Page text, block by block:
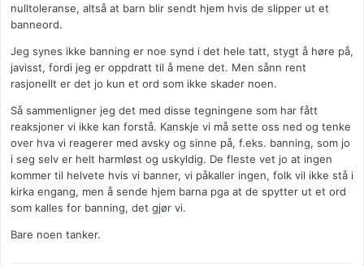
nulltoleranse, altså at barn blir sendt hjem hvis de slipper ut et
banneord.
Jeg synes ikke banning er noe synd i det hele tatt, stygt å høre på,
javisst, fordi jeg er oppdratt til å mene det. Men sånn rent
rasjonellt er det jo kun et ord som ikke skader noen.
Så sammenligner jeg det med disse tegningene som har fått
reaksjoner vi ikke kan forstå. Kanskje vi må sette oss ned og tenke
over hva vi reagerer med avsky og sinne på, f.eks. banning, som jo
i seg selv er helt harmløst og uskyldig. De fleste vet jo at ingen
kommer til helvete hvis vi banner, vi påkaller ingen, folk vil ikke stå i
kirka engang, men å sende hjem barna pga at de spytter ut et ord
som kalles for banning, det gjør vi.
Bare noen tanker.